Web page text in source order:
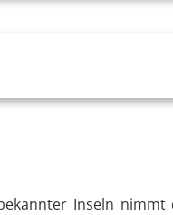
Inseln